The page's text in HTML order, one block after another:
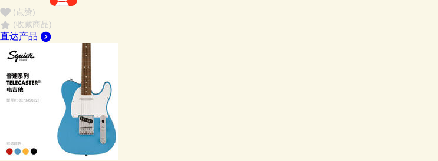
(点赞)
(收藏商品)
直达产品